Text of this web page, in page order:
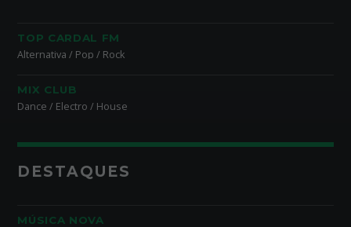
TOP CARDAL FM
Alternativa / Pop / Rock
MIX CLUB
Dance / Electro / House
DESTAQUES
MÚSICA NOVA